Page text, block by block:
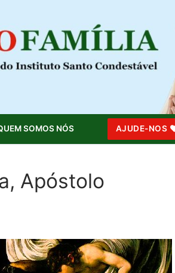
SOMOS NÓS AJUDE-NOS
Apóstolo